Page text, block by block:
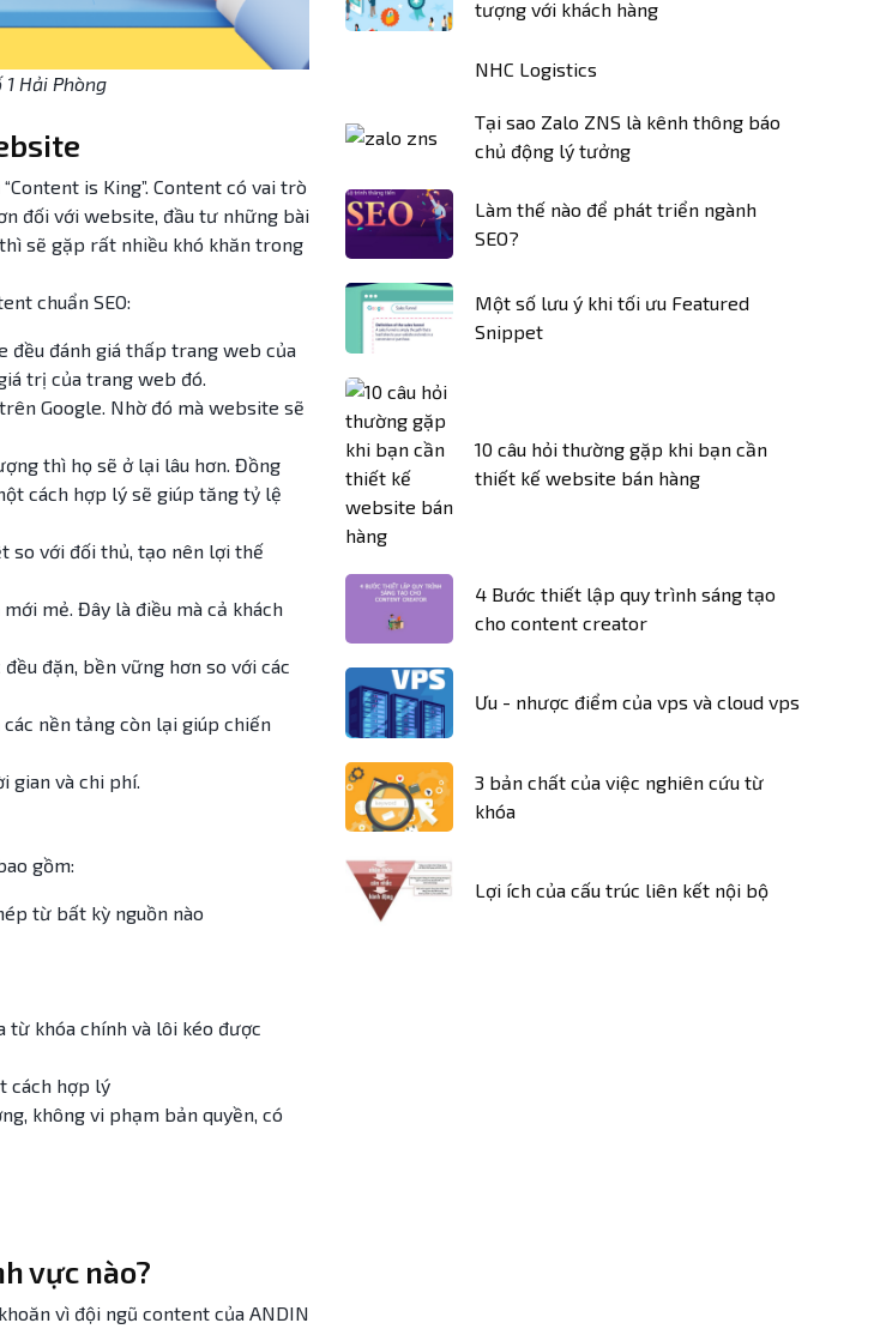
Hải Phòng
is King”. Content có vai trò
đối với website, đầu tư những bài
sẽ gặp rất nhiều khó khăn trong
chuẩn SEO:
đều đánh giá thấp trang web của
trị của trang web đó.
Google. Nhờ đó mà website sẽ
thì họ sẽ ở lại lâu hơn. Đồng
cách hợp lý sẽ giúp tăng tỷ lệ
so với đối thủ, tạo nên lợi thế
mẻ. Đây là điều mà cả khách
đặn, bền vững hơn so với các
nền tảng còn lại giúp chiến
gian và chi phí.
gồm:
từ bất kỳ nguồn nào
từ khóa chính và lôi kéo được
cách hợp lý
không vi phạm bản quyền, có
vực nào?
vì đội ngũ content của ANDIN
tượng với khách hàng
NHC Logistics
Tại sao Zalo ZNS là kênh thông báo
chủ động lý tưởng
Làm thế nào để phát triển ngành
SEO?
Một số lưu ý khi tối ưu Featured
Snippet
10 câu hỏi thường gặp khi bạn cần
thiết kế website bán hàng
4 Bước thiết lập quy trình sáng tạo
cho content creator
Ưu - nhược điểm của vps và cloud vps
3 bản chất của việc nghiên cứu từ
khóa
Lợi ích của cấu trúc liên kết nội bộ